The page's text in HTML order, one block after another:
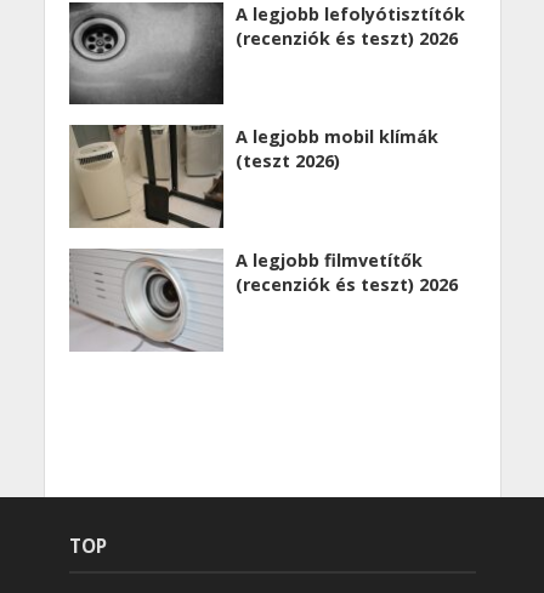
A legjobb lefolyótisztítók
(recenziók és teszt) 2026
A legjobb mobil klímák
(teszt 2026)
A legjobb filmvetítők
(recenziók és teszt) 2026
TOP